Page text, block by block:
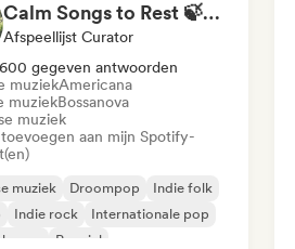
Calm Songs to Rest 🍃✨ Acoustic Indie Folk & Singer-Songwriter
Afspeellijst Curator
gegeven antwoorden
muziekAmericana
muziekBossanova
muziek
aan mijn Spotify-
muziek Droompop
Indie folk
Indie rock
Internationale pop
Popziel